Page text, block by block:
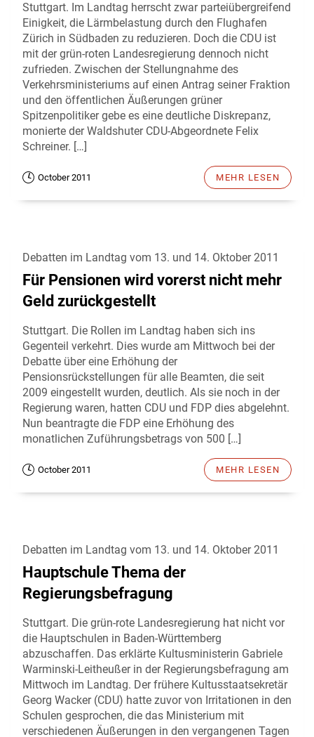
Stuttgart. Im Landtag herrscht zwar parteiübergreifend
Einigkeit, die Lärmbelastung durch den Flughafen
Zürich in Südbaden zu reduzieren. Doch die CDU ist
mit der grün-roten Landesregierung dennoch nicht
zufrieden. Zwischen der Stellungnahme des
Verkehrsministeriums auf einen Antrag seiner Fraktion
und den öffentlichen Äußerungen grüner
Spitzenpolitiker gebe es eine deutliche Diskrepanz,
monierte der Waldshuter CDU-Abgeordnete Felix
Schreiner. […]
October 2011 MEHR LESEN
Debatten im Landtag vom 13. und 14. Oktober 2011
Für Pensionen wird vorerst nicht mehr
Geld zurückgestellt
Stuttgart. Die Rollen im Landtag haben sich ins
Gegenteil verkehrt. Dies wurde am Mittwoch bei der
Debatte über eine Erhöhung der
Pensionsrückstellungen für alle Beamten, die seit
2009 eingestellt wurden, deutlich. Als sie noch in der
Regierung waren, hatten CDU und FDP dies abgelehnt.
Nun beantragte die FDP eine Erhöhung des
monatlichen Zuführungsbetrags von 500 […]
October 2011 MEHR LESEN
Debatten im Landtag vom 13. und 14. Oktober 2011
Hauptschule Thema der
Regierungsbefragung
Stuttgart. Die grün-rote Landesregierung hat nicht vor
die Hauptschulen in Baden-Württemberg
abzuschaffen. Das erklärte Kultusministerin Gabriele
Warminski-Leitheußer in der Regierungsbefragung am
Mittwoch im Landtag. Der frühere Kultusstaatsekretär
Georg Wacker (CDU) hatte zuvor von Irritationen in den
Schulen gesprochen, die das Ministerium mit
verschiedenen Äußerungen in den vergangenen Tagen